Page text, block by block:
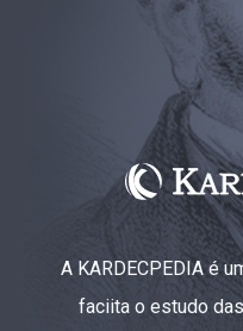
A KARDECPEDIA é
faciita o estudo